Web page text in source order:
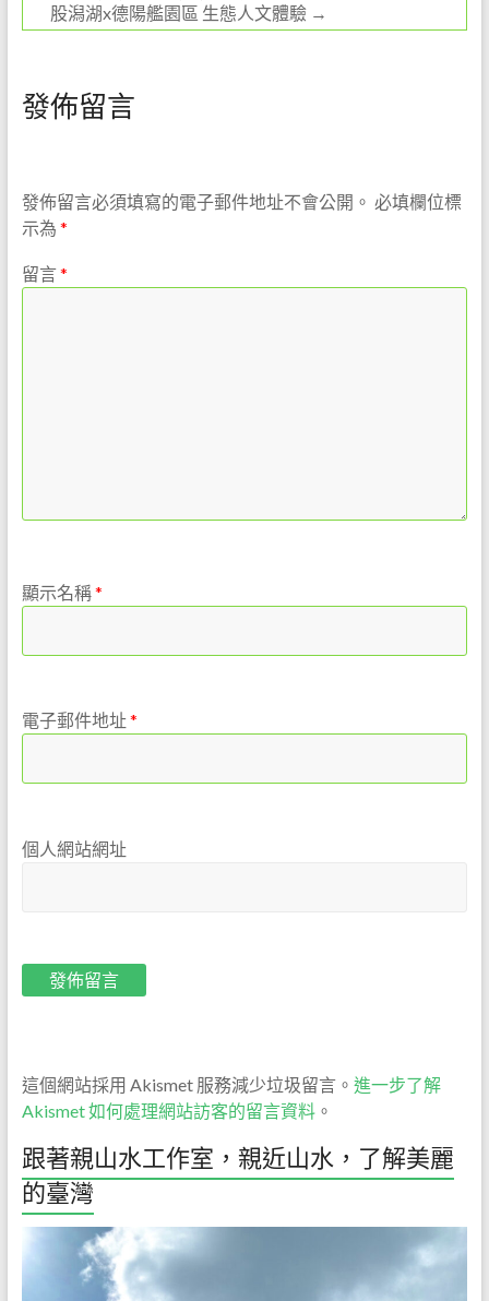
股潟湖x德陽艦園區 生態人文體驗 →
發佈留言
發佈留言必須填寫的電子郵件地址不會公開。 必填欄位標
示為 *
留言*
顯示名稱*
電子郵件地址*
個人網站網址
這個網站採用 Akismet 服務減少垃圾留言。 進一步了解
Akismet 如何處理網站訪客的留言資料。
跟著親山水工作室，親近山水，了解美麗
的臺灣